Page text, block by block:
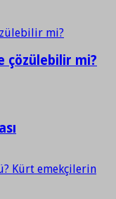
çözülebilir mi?